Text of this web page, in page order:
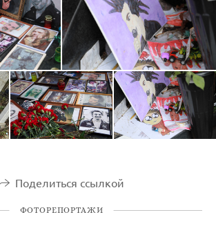
Поделиться ссылкой
ФОТОРЕПОРТАЖИ